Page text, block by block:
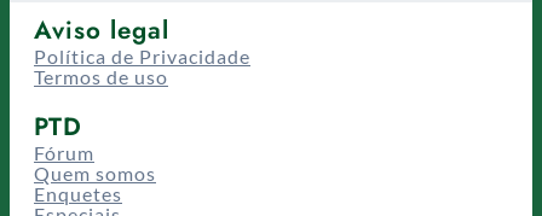
Aviso legal
Política de Privacidade
Termos de uso
PTD
Fórum
Quem somos
Enquetes